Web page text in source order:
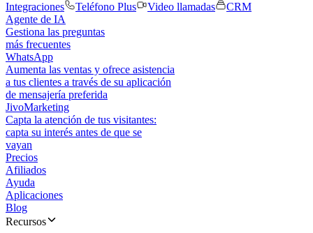
Integraciones
Teléfono Plus Video llamadas
CRM
Agente de IA
Gestiona las preguntas
más frecuentes
WhatsApp
Aumenta las ventas y ofrece asistencia
a tus clientes a través de su aplicación
de mensajería preferida
JivoMarketing
Capta la atención de tus visitantes:
capta su interés antes de que se
vayan
Precios
Afiliados
Ayuda
Aplicaciones
Blog
Recursos